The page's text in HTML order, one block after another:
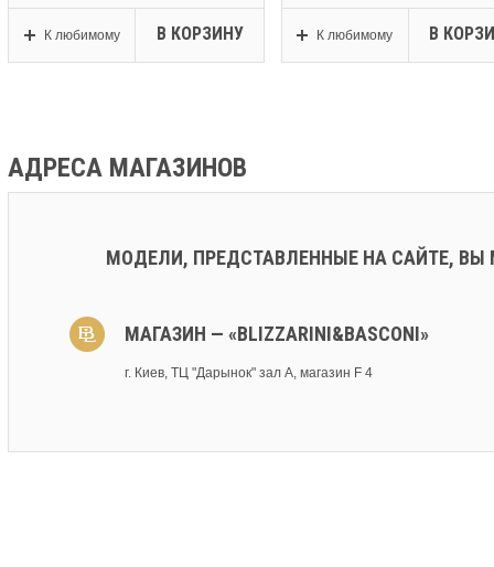
К любимому В КОРЗИНУ К любимому В
АДРЕСА МАГАЗИНОВ
МОДЕЛИ, ПРЕДСТАВЛЕННЫЕ НА САЙТЕ,
МАГАЗИН — «BLIZZARINI&BASCONI»
г. Киев, ТЦ "Дарынок" зал А, магазин F 4